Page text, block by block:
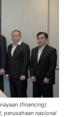
(financing)
perusahaan nasional